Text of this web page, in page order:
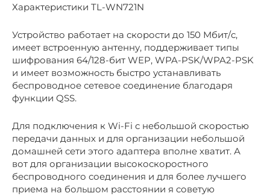
Характеристики TL-WN721N
Устройство работает на скорости до 150 Мбит/с,
имеет встроенную антенну, поддерживает типы
шифрования 64/128-бит WEP, WPA-PSK/WPA2-PSK
и имеет возможность быстро устанавливать
беспроводное сетевое соединение благодаря
функции QSS.
Для подключения к Wi-Fi с небольшой скоростью
передачи данных и для организации небольшой
домашней сети этого адаптера вполне хватит. А
вот для организации высокоскоростного
беспроводного соединения и для более лучшего
приема на большом расстоянии я советую